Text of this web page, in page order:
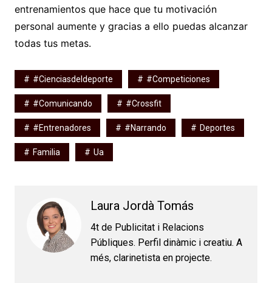
entrenamientos que hace que tu motivación
personal aumente y gracias a ello puedas alcanzar
todas tus metas.
#cienciasdeldeporte #competiciones
#comunicando #crossfit
#entrenadores #narrando Deportes
Familia Ua
Laura Jordà Tomás
4t de Publicitat i Relacions
Públiques. Perfil dinàmic i creatiu. A
més, clarinetista en projecte.